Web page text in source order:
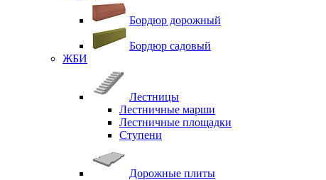
Бордюр дорожный
Бордюр садовый
ЖБИ
Лестницы
Лестничные марши
Лестничные площадки
Ступени
Дорожные плиты